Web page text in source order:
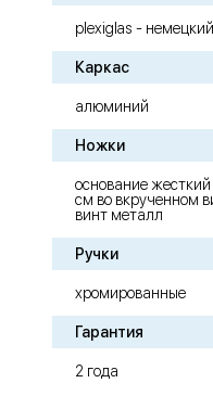
plexiglas -
Каркас
алюминий
Ножки
основание
см во вкрученном
винт металл
Ручки
хромированные
Гарантия
2 года